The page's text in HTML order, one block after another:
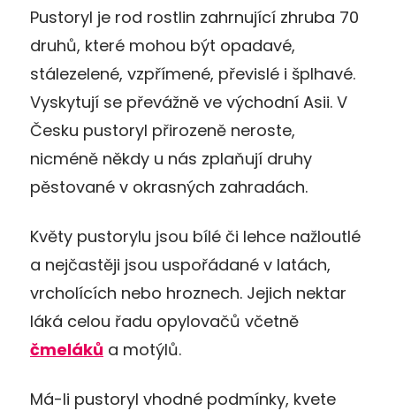
Pustoryl je rod rostlin zahrnující zhruba 70
druhů, které mohou být opadavé,
stálezelené, vzpřímené, převislé i šplhavé.
Vyskytují se převážně ve východní Asii. V
Česku pustoryl přirozeně neroste,
nicméně někdy u nás zplaňují druhy
pěstované v okrasných zahradách.
Květy pustorylu jsou bílé či lehce nažloutlé
a nejčastěji jsou uspořádané v latách,
vrcholících nebo hroznech. Jejich nektar
láká celou řadu opylovačů včetně
čmeláků a motýlů.
Má-li pustoryl vhodné podmínky, kvete